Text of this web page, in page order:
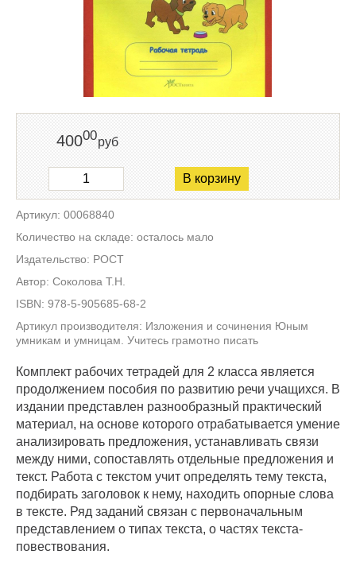
40000руб
В корзину
Артикул: 00068840
Количество на складе: осталось мало
Издательство: РОСТ
Автор: Соколова Т.Н.
ISBN: 978-5-905685-68-2
Артикул производителя: Изложения и сочинения Юным
умникам и умницам. Учитесь грамотно писать
Комплект рабочих тетрадей для 2 класса является
продолжением пособия по развитию речи учащихся. В
издании представлен разнообразный практический
материал, на основе которого отрабатывается умение
анализировать предложения, устанавливать связи
между ними, сопоставлять отдельные предложения и
текст. Работа с текстом учит определять тему текста,
подбирать заголовок к нему, находить опорные слова
в тексте. Ряд заданий связан с первоначальным
представлением о типах текста, о частях текста-
повествования.